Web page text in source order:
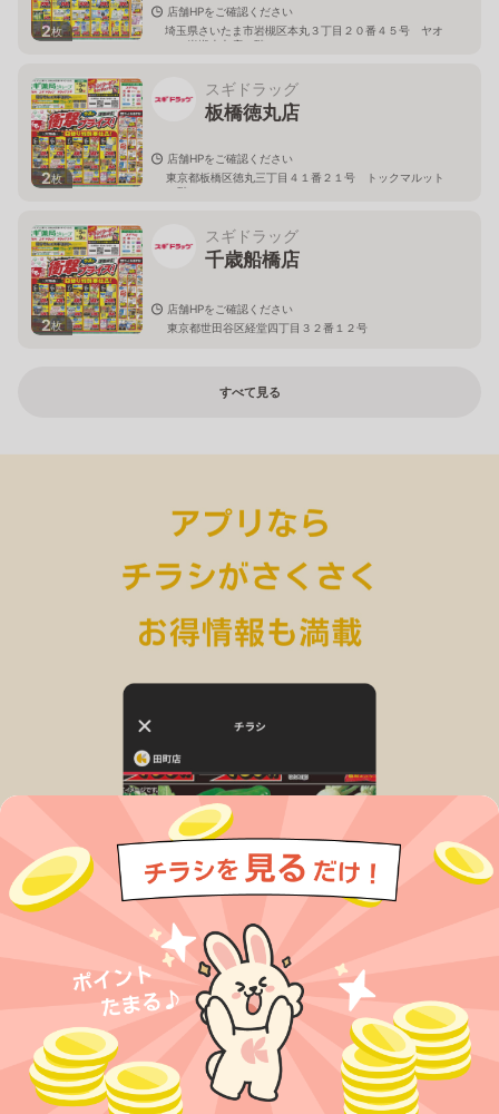
2枚
店舗HPをご確認ください
埼玉県さいたま市岩槻区本丸３丁目２０番４５号 ヤオ
コー岩槻本丸店２階
2枚
スギドラッグ
板橋徳丸店
店舗HPをご確認ください
東京都板橋区徳丸三丁目４１番２１号 トックマルット
１階
2枚
スギドラッグ
千歳船橋店
店舗HPをご確認ください
東京都世田谷区経堂四丁目３２番１２号
すべて見る